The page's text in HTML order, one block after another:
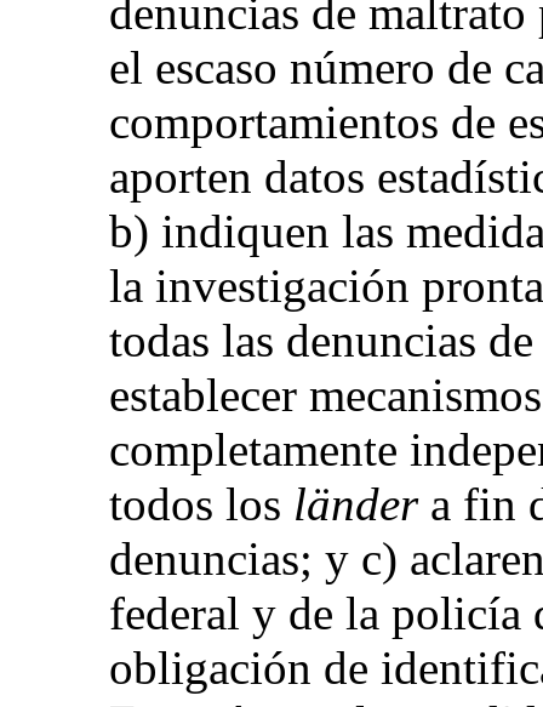
denuncias de
el escaso número de
comportamientos de
aporten datos
b) indiquen las
la investigación
todas las denuncias
establecer
completamente
todos los ländera fin
denuncias; y c)
federal y de la policía
obligación de